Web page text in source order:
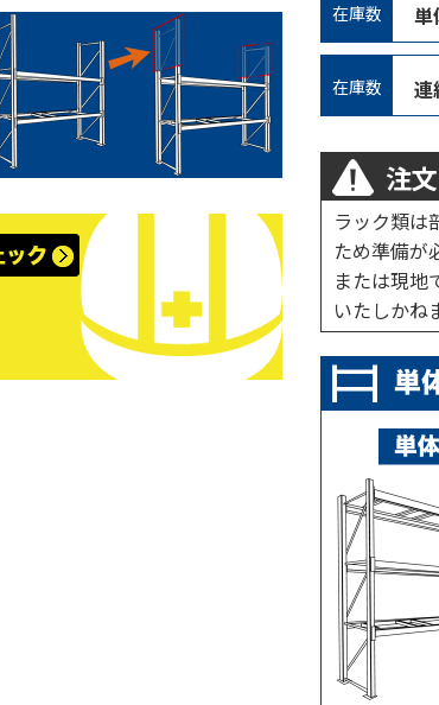
在庫数 単
在庫数 連
注
ラック類は
ため準備が
または現地
いたしかね